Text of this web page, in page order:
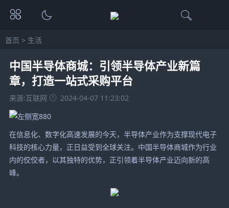
首页 > 生活
中国半导体商城：引领半导体产业新篇
章，打造一站式采购平台
来源:互联网 2024-04-07 11:23:02
在信息化、数字化高速发展的今天，半导体产业作为支撑现代电子
科技的核心力量，正日益受到全球关注。中国半导体商城作为行业
内的佼佼者，以其独特的优势，正引领着半导体产业迈向新的高
峰。